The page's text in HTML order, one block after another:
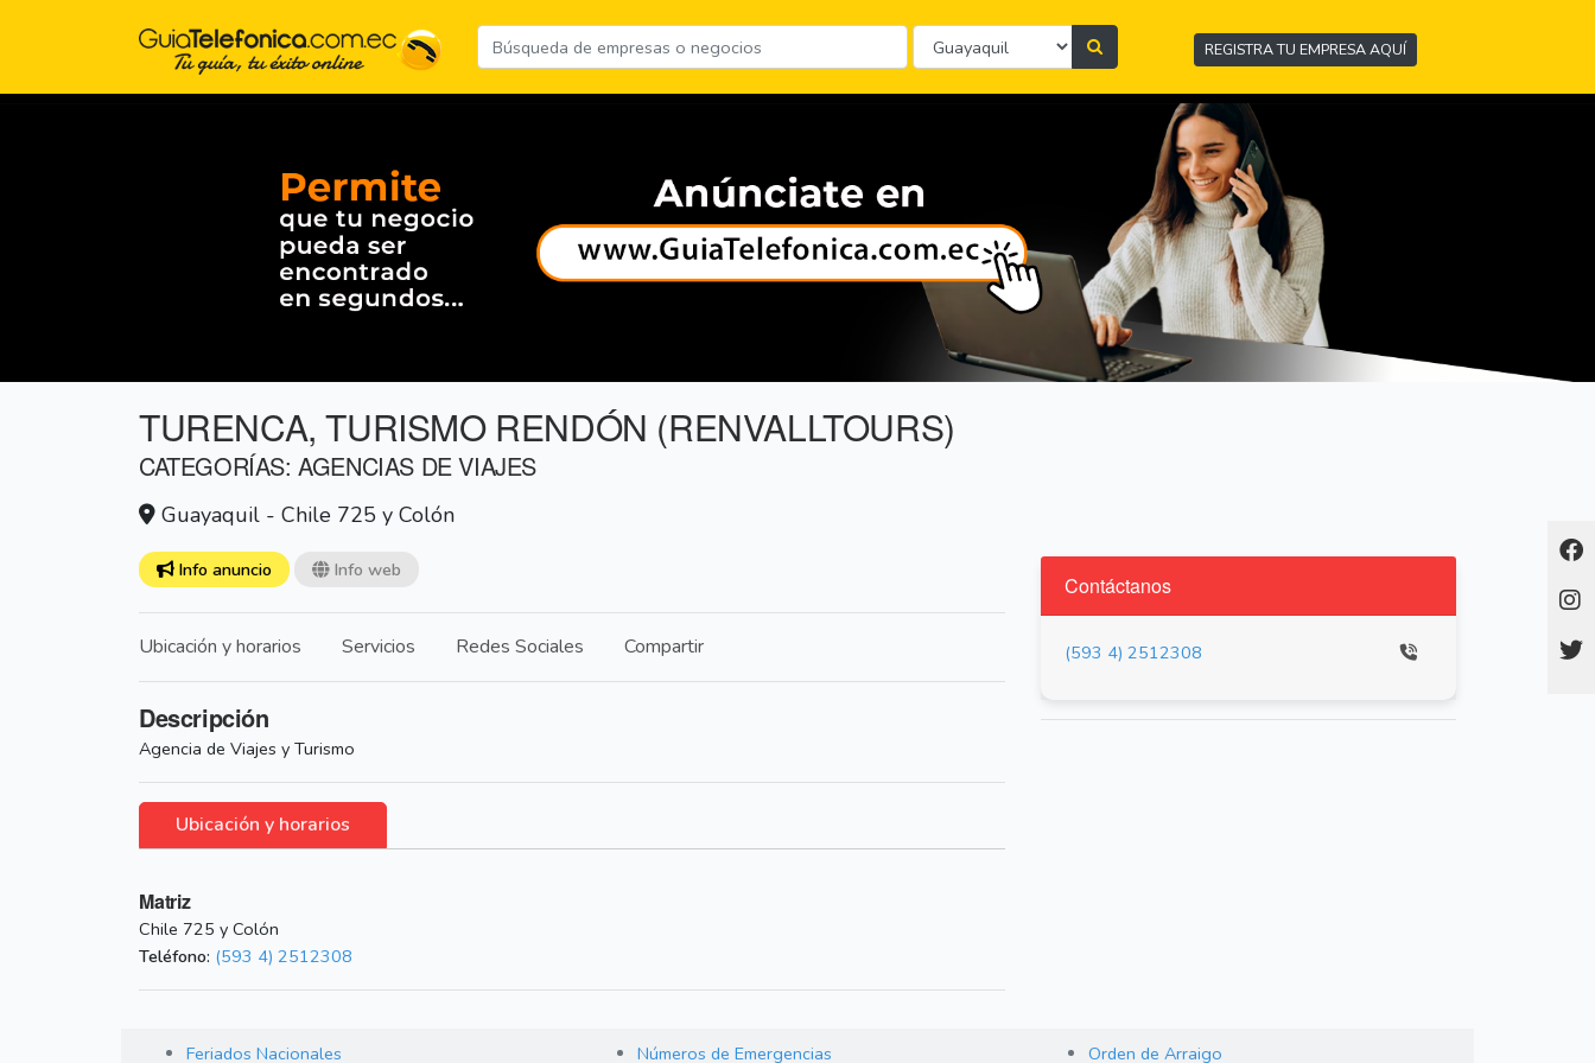
REGISTRA TU EMPRESA AQUÍ
TURENCA, TURISMO RENDÓN (RENVALLTOURS)
CATEGORÍAS: AGENCIAS DE VIAJES
Guayaquil - Chile 725 y Colón
Info anuncio Info web
Ubicación y horarios Servicios Redes Sociales Compartir
Descripción
Agencia de Viajes y Turismo
Ubicación y horarios
Matriz
Chile 725 y Colón
Teléfono: (593 4) 2512308
Contáctanos
(593 4) 2512308
Feriados Nacionales Números de Emergencias Orden de Arraigo